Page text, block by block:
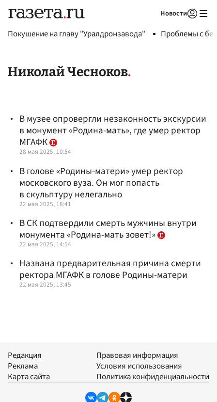
Новости
Покушение на главу "Уралдронзавода" Проблемы с
Николай Чесноков
В музее опровергли незаконность экскурсии
в монумент «Родина-мать», где умер ректор
МГАФК
28 мая 2025, 10:54
В голове «Родины-матери» умер ректор
московского вуза. Он мог попасть
в скульптуру нелегально
22 мая 2025, 18:41
В СК подтвердили смерть мужчины внутри
монумента «Родина-мать зовет!»
22 мая 2025, 14:54
Названа предварительная причина смерти
ректора МГАФК в голове Родины-матери
22 мая 2025, 13:45
Редакция
Реклама
Карта сайта
Правовая информация
Условия использования
Политика конфиденциальности